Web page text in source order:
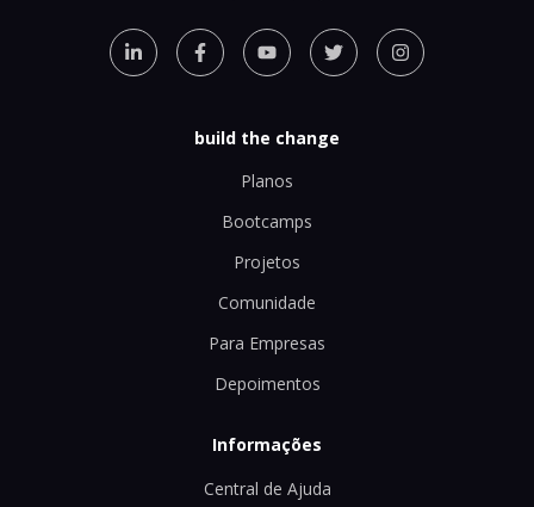
build the change
Planos
Bootcamps
Projetos
Comunidade
Para Empresas
Depoimentos
Informações
Central de Ajuda